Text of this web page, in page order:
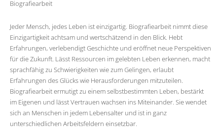
Biografiearbeit
Jeder Mensch, jedes Leben ist einzigartig. Biografiearbeit nimmt diese
Einzigartigkeit achtsam und wertschätzend in den Blick. Hebt
Erfahrungen, verlebendigt Geschichte und eröffnet neue Perspektiven
für die Zukunft. Lässt Ressourcen im gelebten Leben erkennen, macht
sprachfähig zu Schwierigkeiten wie zum Gelingen, erlaubt
Erfahrungen des Glücks wie Herausforderungen mitzuteilen.
Biografiearbeit ermutigt zu einem selbstbestimmten Leben, bestärkt
im Eigenen und lässt Vertrauen wachsen ins Miteinander. Sie wendet
sich an Menschen in jedem Lebensalter und ist in ganz
unterschiedlichen Arbeitsfeldern einsetzbar.